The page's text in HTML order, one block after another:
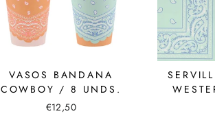
VASOS BANDANA
COWBOY / 8 UNDS.
€12,50